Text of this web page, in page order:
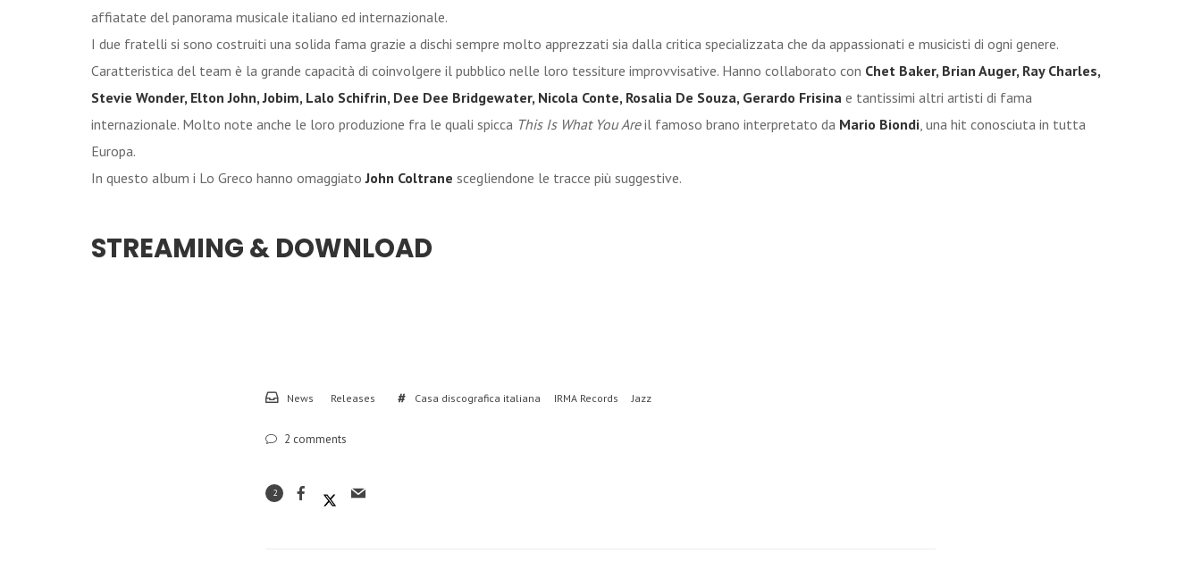
affiatate del panorama musicale italiano ed internazionale.
I due fratelli si sono costruiti una solida fama grazie a dischi sempre molto apprezzati sia dalla critica specializzata che da appassionati e musicisti di ogni genere.
Caratteristica del team è la grande capacità di coinvolgere il pubblico nelle loro tessiture improvvisative. Hanno collaborato con Chet Baker, Brian Auger, Ray Charles,
Stevie Wonder, Elton John, Jobim, Lalo Schifrin, Dee Dee Bridgewater, Nicola Conte, Rosalia De Souza, Gerardo Frisina e tantissimi altri artisti di fama
internazionale. Molto note anche le loro produzione fra le quali spicca This Is What You Areil famoso brano interpretato da Mario Biondi, una hit conosciuta in tutta
Europa.
In questo album i Lo Greco hanno omaggiatoJohn Coltrane scegliendone le tracce più suggestive.
STREAMING & DOWNLOAD
News Releases Casa discografica italiana IRMA Records Jazz
2 comments
2